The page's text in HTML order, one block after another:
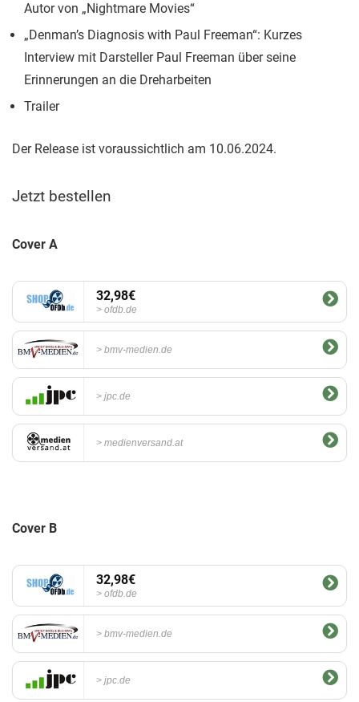
Autor von „Nightmare Movies“
„Denman’s Diagnosis with Paul Freeman“: Kurzes
Interview mit Darsteller Paul Freeman über seine
Erinnerungen an die Dreharbeiten
Trailer
Der Release ist voraussichtlich am 10.06.2024.
Jetzt bestellen
Cover A
32,98€
ofdb.de
bmv-medien.de
jpc.de
medienversand.at
Cover B
32,98€
ofdb.de
bmv-medien.de
jpc.de